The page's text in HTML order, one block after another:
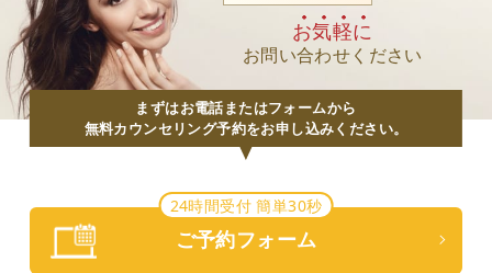
お気軽に
お問い合わせください
まずはお電話またはフォームから
無料カウンセリング予約をお申し込みください。
24時間受付 簡単30秒
ご予約フォーム